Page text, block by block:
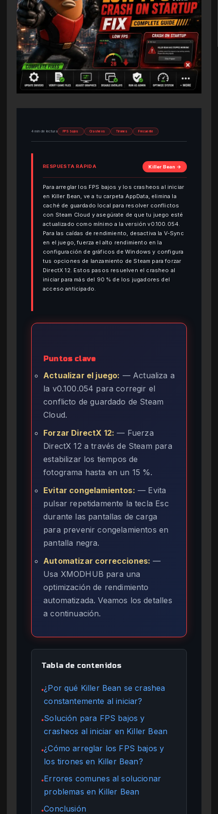
4 min de lectura FPS bajos Crasheos Tirones Frecuente
RESPUESTA RÁPIDA Killer Bean →
Para arreglar los FPS bajos y los crasheos al iniciar
en Killer Bean, ve a tu carpeta AppData, elimina la
caché de guardado local para resolver conflictos
con Steam Cloud y asegúrate de que tu juego esté
actualizado como mínimo a la versión v0.100.054.
Para las caídas de rendimiento, desactiva la V-Sync
en el juego, fuerza el alto rendimiento en la
configuración de gráficos de Windows y configura
tus opciones de lanzamiento de Steam para forzar
DirectX 12. Estos pasos resuelven el crasheo al
iniciar para más del 90 % de los jugadores del
acceso anticipado.
Puntos clave
Actualizar el juego: — Actualiza a
la v0.100.054 para corregir el
conflicto de guardado de Steam
Cloud.
Forzar DirectX 12: — Fuerza
DirectX 12 a través de Steam para
estabilizar los tiempos de
fotograma hasta en un 15 %.
Evitar congelamientos: — Evita
pulsar repetidamente la tecla Esc
durante las pantallas de carga
para prevenir congelamientos en
pantalla negra.
Automatizar correcciones: —
Usa XMODHUB para una
optimización de rendimiento
automatizada. Veamos los detalles
a continuación.
Tabla de contenidos
●¿Por qué Killer Bean se crashea
constantemente al iniciar?
●Solución para FPS bajos y
crasheos al iniciar en Killer Bean
●¿Cómo arreglar los FPS bajos y
los tirones en Killer Bean?
●Errores comunes al solucionar
problemas en Killer Bean
●Conclusión